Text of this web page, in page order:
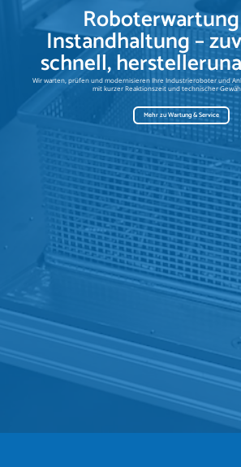
Instandhaltung –
schnell,
Wir warten, prüfen und modernisieren Ihre Industrieroboter und
mit kurzer Reaktionszeit und technischer
Mehr zu Wartung & Service